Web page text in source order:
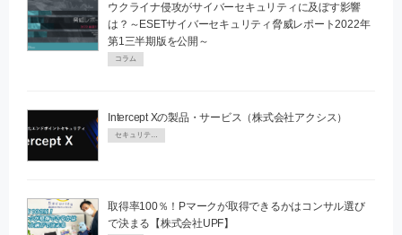
ウクライナ侵攻がサイバーセキュリティに及ぼす影響
は？～ESETサイバーセキュリティ脅威レポート2022年
第1三半期版を公開～
コラム
Intercept Xの製品・サービス（株式会社アクシス）
セキュリティPR
取得率100％！Pマークが取得できるかはコンサル選び
で決まる【株式会社UPF】